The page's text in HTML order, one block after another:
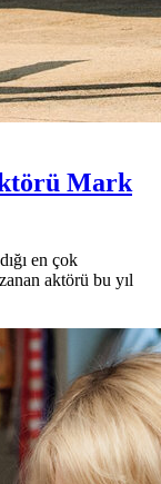
Mark
en çok
aktörü bu yıl